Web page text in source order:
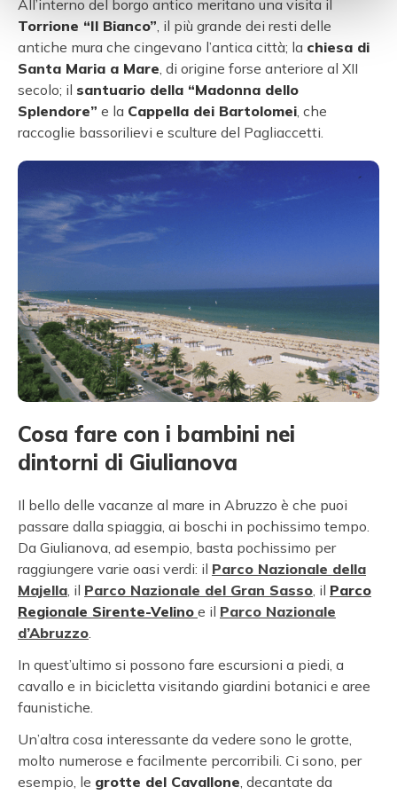
All’interno del borgo antico meritano una visita il
Torrione “Il Bianco” , il più grande dei resti delle
antiche mura che cingevano l’antica città; la chiesa di
Santa Maria a Mare , di origine forse anteriore al XII
secolo; il santuario della “Madonna dello
Splendore” e la Cappella dei Bartolomei , che
raccoglie bassorilievi e sculture del Pagliaccetti.
Cosa fare con i bambini nei
dintorni di Giulianova
Il bello delle vacanze al mare in Abruzzo è che puoi
passare dalla spiaggia, ai boschi in pochissimo tempo.
Da Giulianova, ad esempio, basta pochissimo per
raggiungere varie oasi verdi: il Parco Nazionale della
Majella , il Parco Nazionale del Gran Sasso , il Parco
Regionale Sirente-Velino e il Parco Nazionale
d’Abruzzo
In quest’ultimo si possono fare escursioni a piedi, a
cavallo e in bicicletta visitando giardini botanici e aree
faunistiche.
Un’altra cosa interessante da vedere sono le grotte,
molto numerose e facilmente percorribili. Ci sono, per
esempio, le grotte del Cavallone , decantate da